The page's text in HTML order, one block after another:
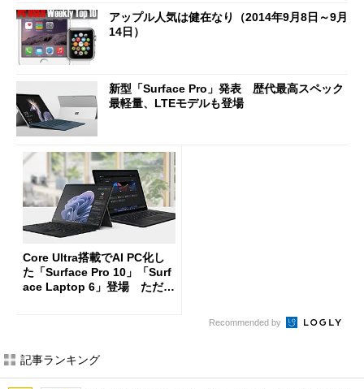
アップル人気は健在なり（2014年9月8日～9月
14日）
新型「Surface Pro」発表 歴代最高スペック
最軽量、LTEモデルも登場
Core Ultra搭載でAI PC化し
た「Surface Pro 10」「Surf
ace Laptop 6」登場 ただし
Recommended by
記事ランキング